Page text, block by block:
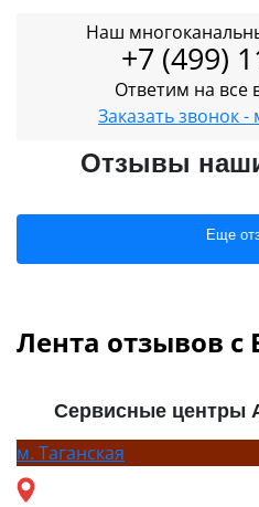
Наш
+7 (499)
Ответим на
Заказать звонок
Отзывы
Еще
Лента отзывов с
Сервисные центры
м. Таганская